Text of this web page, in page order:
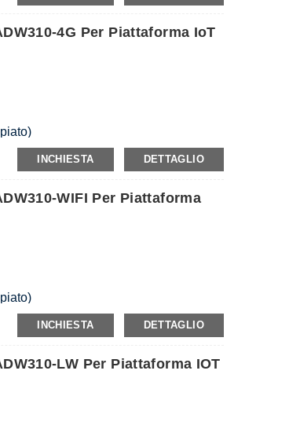
4G Per Piattaforma IoT
attiva e reattiva, corrente,
a 2 vie
INCHIESTA DETTAGLIO
WIFI Per Piattaforma
attiva e reattiva, corrente,
a 2 vie
INCHIESTA DETTAGLIO
LW Per Piattaforma IOT